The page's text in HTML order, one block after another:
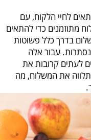
לחיי הלקוח, עם
מתוזמנים כדי להתאים
בדרך כלל פשוטות
עבור אלה
לעתים קרובות את
את המשלוח, מה